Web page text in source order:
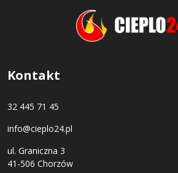
Kontakt
32 445 71 45
info@cieplo24.pl
ul. Graniczna 3
41-506 Chorzów